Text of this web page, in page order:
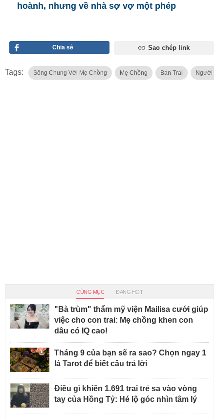
hoành, nhưng về nhà sợ vợ một phép
Chia sẻ Sao chép link
Tags: Sông Chung Với Mẹ Chồng Mẹ Chồng Ban Trai Người
CÙNG MỤC ĐANG HOT
"Bà trùm" thẩm mỹ viện Mailisa cưới giúp
việc cho con trai: Mẹ chồng khen con
dâu có IQ cao!
Tháng 9 của bạn sẽ ra sao? Chọn ngay 1
lá Tarot để biết câu trả lời
Điều gì khiến 1.691 trai trẻ sa vào vòng
tay của Hồng Tỷ: Hé lộ góc nhìn tâm lý